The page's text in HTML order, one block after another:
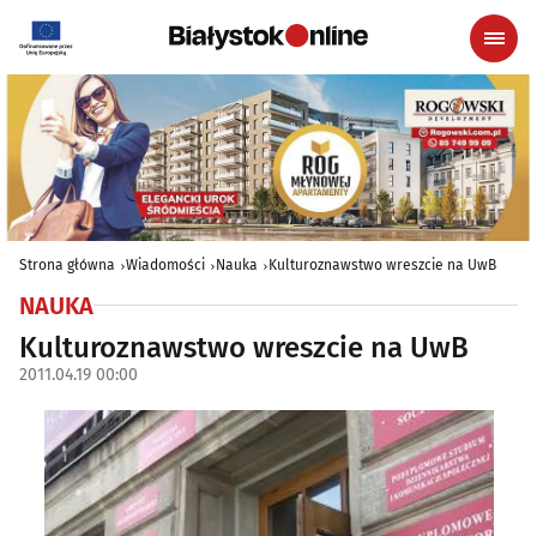
Strona główna Wiadomości Nauka Kulturoznawstwo wreszcie na UwB
NAUKA
Kulturoznawstwo wreszcie na UwB
2011.04.19 00:00